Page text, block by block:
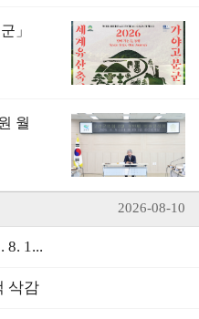
」
월
2026-08-10
8. 1...
삭감